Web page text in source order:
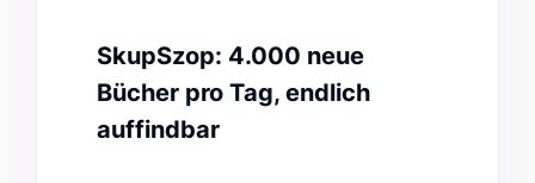
SkupSzop: 4.000 neue
Bücher pro Tag, endlich
auffindbar